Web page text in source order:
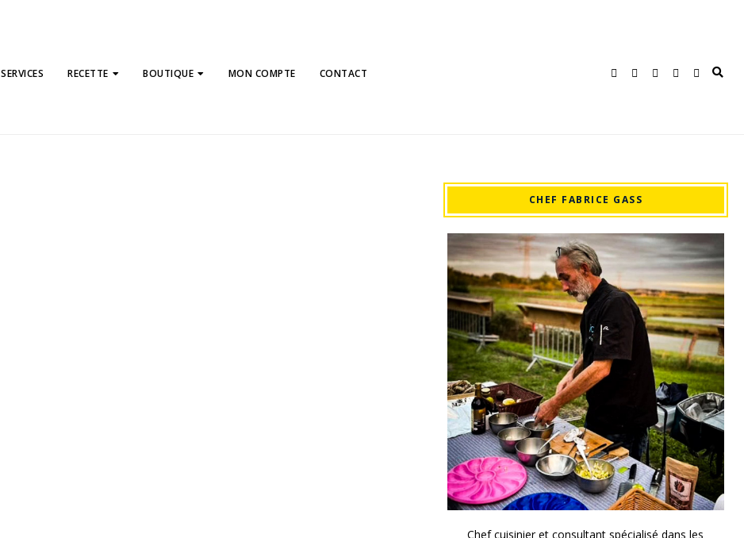
SERVICES RECETTE BOUTIQUE MON COMPTE CONTACT
CHEF FABRICE GASS
Chef cuisinier et consultant spécialisé dans les